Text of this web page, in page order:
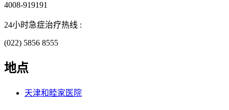
4008-919191
24小时急症治疗热线 :
(022) 5856 8555
地点
天津和睦家医院